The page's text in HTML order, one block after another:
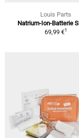
Louis Parts
Natrium-Ion-Batterie
69,99 €1